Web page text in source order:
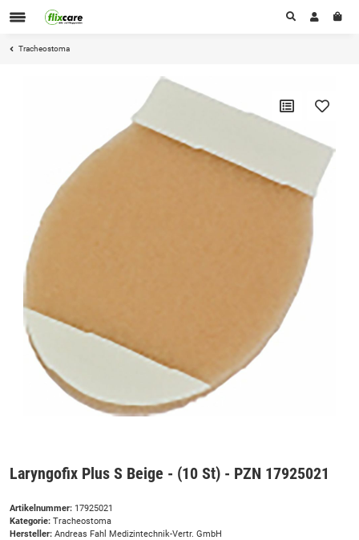
Tracheostoma
Laryngofix Plus S Beige - (10 St) - PZN 17925021
Artikelnummer: 17925021
Kategorie: Tracheostoma
Hersteller: Andreas Fahl Medizintechnik-Vertr. GmbH